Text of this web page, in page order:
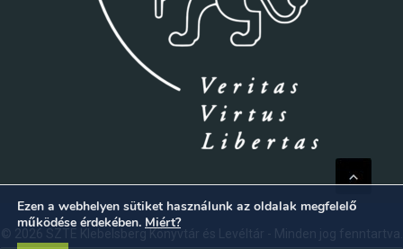
Ezen a webhelyen sütiket használunk az oldalak megfelelő
működése érdekében. Miért?